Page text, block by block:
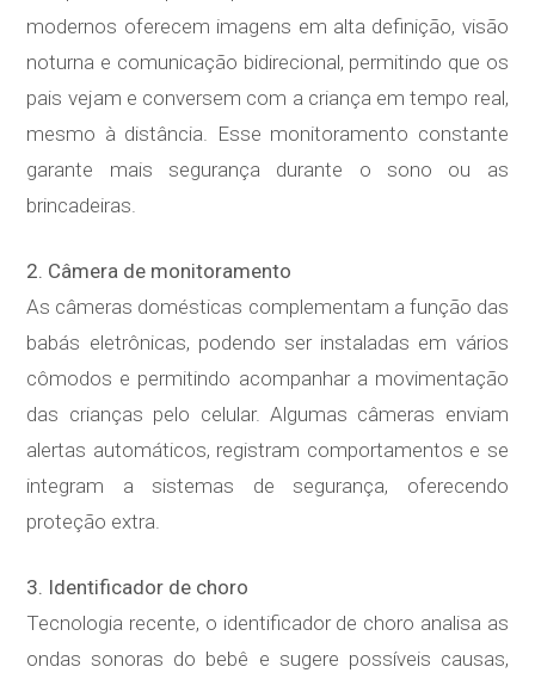
modernos oferecem imagens em alta definição, visão
noturna e comunicação bidirecional, permitindo que os
pais vejam e conversem com a criança em tempo real,
mesmo à distância. Esse monitoramento constante
garante mais segurança durante o sono ou as
brincadeiras.
2. Câmera de monitoramento
As câmeras domésticas complementam a função das
babás eletrônicas, podendo ser instaladas em vários
cômodos e permitindo acompanhar a movimentação
das crianças pelo celular. Algumas câmeras enviam
alertas automáticos, registram comportamentos e se
integram a sistemas de segurança, oferecendo
proteção extra.
3. Identificador de choro
Tecnologia recente, o identificador de choro analisa as
ondas sonoras do bebê e sugere possíveis causas,